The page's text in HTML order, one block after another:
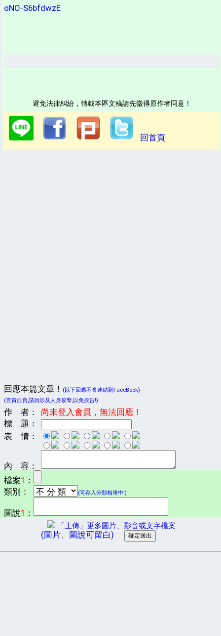
oNO-S6bfdwzE
避免法律糾紛，轉載本區文稿請先徵得原作者同意！
回首頁
回應本篇文章！
(以下回應不會連結到FaceBook)
(言責自負,請勿涉及人身攻擊,以免挨告!)
作 者：
尚未登入會員，無法回應！
標 題：
表 情：
內 容：
檔案1 ：
類別：
(可存入分類相簿中!)
圖說1 ：
「上傳」更多圖片、影音或文字檔案
(圖片、圖說可留白)